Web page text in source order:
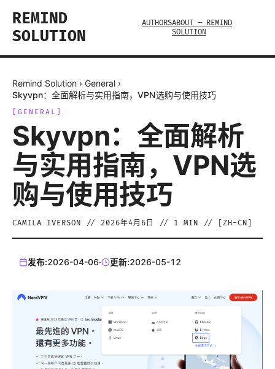
REMIND
SOLUTION
AUTHORSABOUT — REMIND
SOLUTION
Remind Solution › General ›
Skyvpn：全面解析与实用指南，VPN选购与使用技巧
GENERAL
Skyvpn：全面解析
与实用指南，VPN选
购与使用技巧
CAMILA IVERSON // 2026年4月6日 // 1 MIN // [ ZH-CN
发布:2026-04-06· 更新:2026-05-12